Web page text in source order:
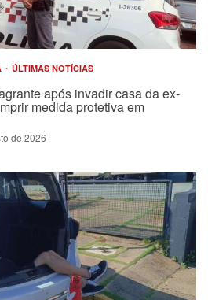
ÚLTIMAS NOTÍCIAS
após invadir casa da ex-
medida protetiva em
de 2026